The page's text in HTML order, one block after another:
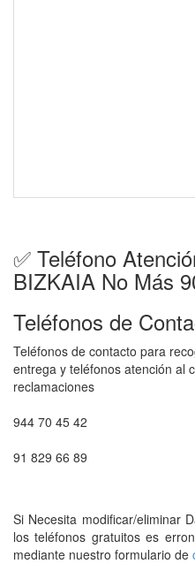
✅ Teléfono
BIZKAIA No Más
Teléfonos de
Teléfonos de contacto para
entrega y teléfonos atención al
reclamaciones
944 70 45 42
91 829 66 89
Si Necesita modificar/eliminar
los teléfonos gratuitos es
mediante nuestro formulario de